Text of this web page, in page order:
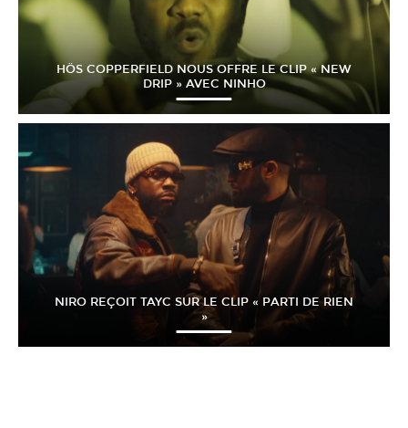
HÖS COPPERFIELD NOUS OFFRE LE CLIP « NEW
DRIP » AVEC NINHO
NIRO REÇOIT TAYC SUR LE CLIP « PARTI DE RIEN
»